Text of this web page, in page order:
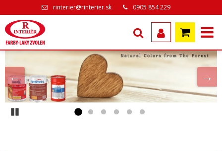
rinterier@rinterier.sk 0905 854 229